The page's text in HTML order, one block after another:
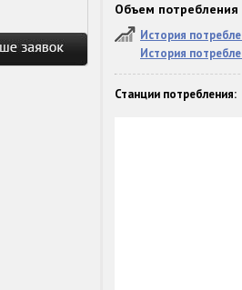
Объем
История
История
Станции потребления: